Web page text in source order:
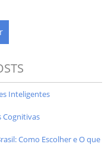
Inteligentes
Cognitivas
Como Escolher e O que